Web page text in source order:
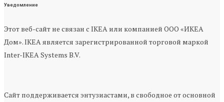
Уведомление
Этот веб-сайт не связан с IKEA или компанией ООО «ИКЕА
Дом». IKEA является зарегистрированной торговой маркой
Inter-IKEA Systems B.V.
Сайт поддерживается энтузиастами, в свободное от основной